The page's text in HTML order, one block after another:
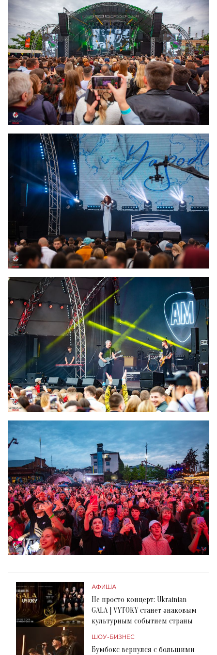
АФИША
Не просто концерт: Ukrainian
GALA | VYTOKY станет знаковым
культурным событием страны
ШОУ-БИЗНЕС
Бумбокс вернулся с большими